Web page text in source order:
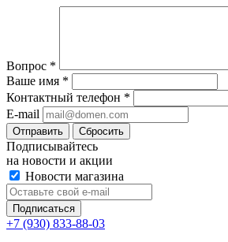
Вопрос *
Ваше имя *
Контактный телефон *
E-mail
Сбросить
Подписывайтесь
на новости и акции
Новости магазина
+7 (930) 833-88-03